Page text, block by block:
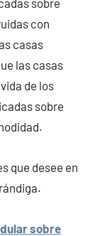
con
casas
las casas
de los
sobre
que desee en
sobre